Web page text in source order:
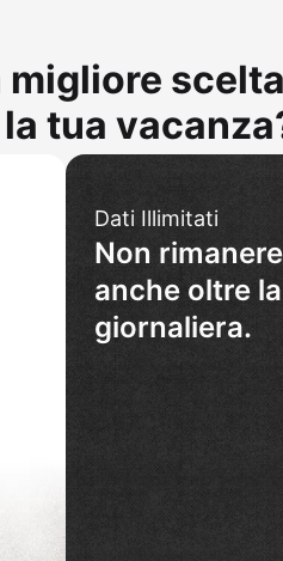
migliore scelta
tua
Dati Illimitati
Non
anche oltre
giornaliera.